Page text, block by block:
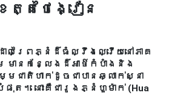
ត្តថៃង្វៀន
ណ្ដាលព្រៃភ្នំដ៏ធំល្វឹងល្វើយនៅភាគ
មានកន្លែងដ៏អាថ៌កំបាំងនិង
ជាតិហាក់ដូចជាបានឆ្លាក់ស្នា
។ នោះគឺជារូងភ្នំហួម៉ាក់ (Hua